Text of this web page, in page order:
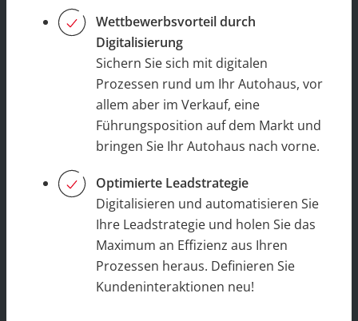
Wettbewerbsvorteil durch
Digitalisierung
Sichern Sie sich mit digitalen
Prozessen rund um Ihr Autohaus, vor
allem aber im Verkauf, eine
Führungsposition auf dem Markt und
bringen Sie Ihr Autohaus nach vorne.
Optimierte Leadstrategie
Digitalisieren und automatisieren Sie
Ihre Leadstrategie und holen Sie das
Maximum an Effizienz aus Ihren
Prozessen heraus. Definieren Sie
Kundeninteraktionen neu!